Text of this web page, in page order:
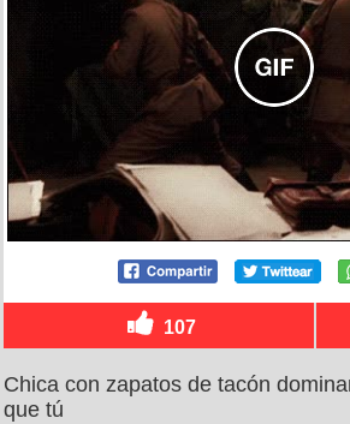
107
Chica con zapatos de tacón
que tú